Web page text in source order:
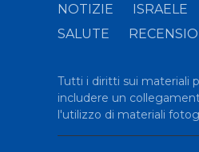
NOTIZIE ISRAELE
SALUTE
Tutti i diritti sui materiali
includere un
l'utilizzo di materiali